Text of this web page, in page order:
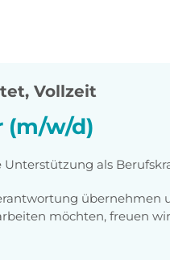
Vollzeit
(m/w/d)
als
übernehmen
möchten, freuen